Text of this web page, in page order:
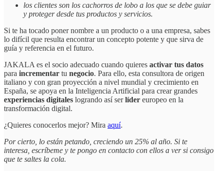
los clientes son los cachorros de lobo a los que se debe guiar
y proteger desde tus productos y servicios.
Si te ha tocado poner nombre a un producto o a una empresa, sabes
lo difícil que resulta encontrar un concepto potente y que sirva de
guía y referencia en el futuro.
JAKALA es el socio adecuado cuando quieres activar tus datos
para incrementar tu negocio. Para ello, esta consultora de origen
italiano y con gran proyección a nivel mundial y crecimiento en
España, se apoya en la Inteligencia Artificial para crear grandes
experiencias digitales logrando así serlíder europeo en la
transformación digital.
¿Quieres conocerlos mejor? Mira aquí.
Por cierto, lo están petando, creciendo un 25% al año. Si te
interesa, escríbeme y te pongo en contacto con ellos a ver si consigo
que te saltes la cola.